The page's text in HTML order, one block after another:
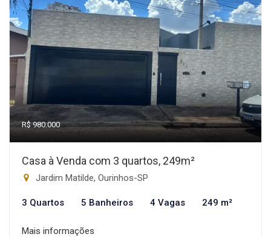
R$ 980.000
Casa à Venda com 3 quartos, 249m²
Jardim Matilde, Ourinhos-SP
3 Quartos 5 Banheiros 4 Vagas 249 m²
Mais informações